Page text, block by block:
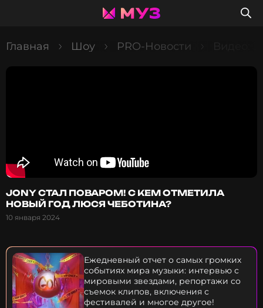
Главная Шоу PRO-Новости
JONY СТАЛ ПОВАРОМ! С КЕМ ОТМЕТИЛА
НОВЫЙ ГОД ЛЮСЯ ЧЕБОТИНА?
10 января 2024
Ежедневный отчет о самых громких
событиях мира музыки: интервью с
мировыми звездами, репортажи со
съемок клипов, включения с
фестивалей и многое другое!